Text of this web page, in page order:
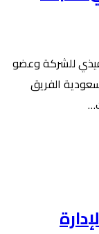
للشركة وعضو
الفريق